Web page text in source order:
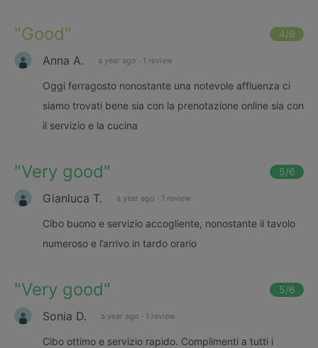
"Good" 4/6
Anna A. a year ago · 1 review
Oggi ferragosto nonostante una notevole affluenza ci
siamo trovati bene sia con la prenotazione online sia con
il servizio e la cucina
"Very good" 5/6
Gianluca T. a year ago · 1 review
Cibo buono e servizio accogliente, nonostante il tavolo
numeroso e l’arrivo in tardo orario
"Very good" 5/6
Sonia D. a year ago · 1 review
Cibo ottimo e servizio rapido. Complimenti a tutti i